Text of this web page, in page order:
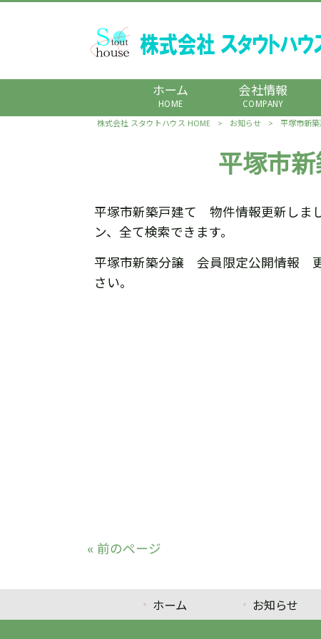
ホーム
HOME
会社情報
COMPANY
株式会社 スタウトハウス HOME > お知らせ > 平塚市新
平塚市
平塚市新築戸建て 物件情報更新しま
ン、全て検索できます。
平塚市新築分譲 会員限定公開情報 更
さい。
« 前のページ
ホーム お知らせ